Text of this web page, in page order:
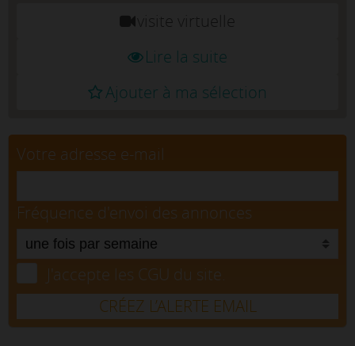
visite virtuelle
Lire la suite
Ajouter à ma sélection
Votre adresse e-mail
Fréquence d'envoi des annonces
J'accepte les CGU du site.
CRÉEZ L’ALERTE EMAIL